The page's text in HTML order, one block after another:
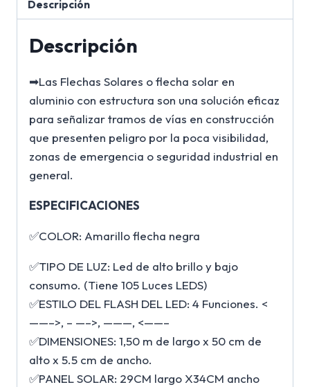
Descripción
Descripción
➡Las Flechas Solares o flecha solar en
aluminio con estructura son una solución eficaz
para señalizar tramos de vías en construcción
que presenten peligro por la poca visibilidad,
zonas de emergencia o seguridad industrial en
general.
ESPECIFICACIONES
✅COLOR: Amarillo flecha negra
✅TIPO DE LUZ: Led de alto brillo y bajo
consumo. (Tiene 105 Luces LEDS)
✅ESTILO DEL FLASH DEL LED: 4 Funciones. <
——–>, – —–>, ———, <——–
✅DIMENSIONES: 1,50 m de largo x 50 cm de
alto x 5.5 cm de ancho.
✅PANEL SOLAR: 29CM largo X34CM ancho